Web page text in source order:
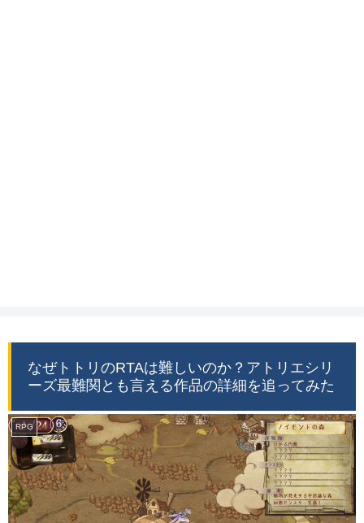
なぜトトリのRTAは難しいのか？アトリエシリ
ーズ最難関とも言える作品の詳細を追ってみた
RPG